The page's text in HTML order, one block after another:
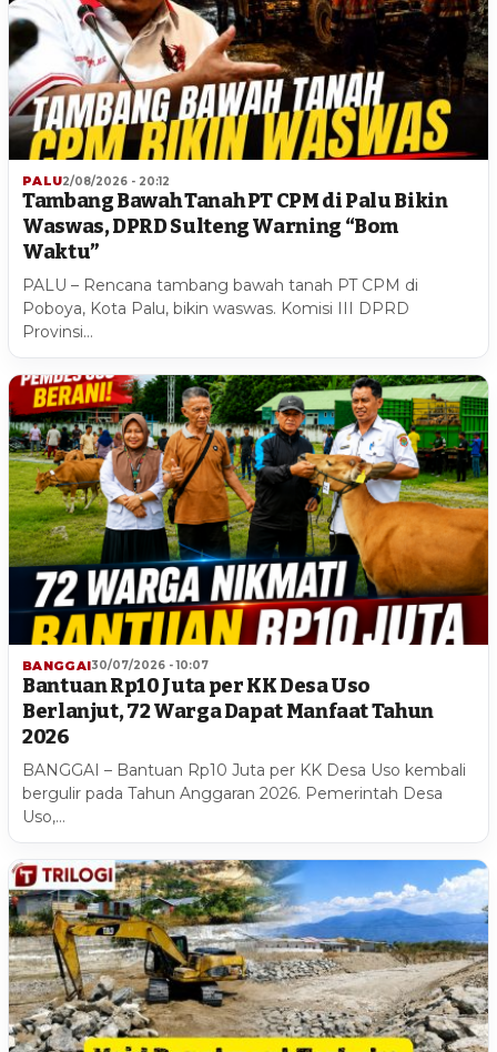
PALU2/08/2026 - 20:12
Tambang Bawah Tanah PT CPM di Palu Bikin
Waswas, DPRD Sulteng Warning “Bom
Waktu”
PALU – Rencana tambang bawah tanah PT CPM di
Poboya, Kota Palu, bikin waswas. Komisi III DPRD
Provinsi…
BANGGAI30/07/2026 - 10:07
Bantuan Rp10 Juta per KK Desa Uso
Berlanjut, 72 Warga Dapat Manfaat Tahun
2026
BANGGAI – Bantuan Rp10 Juta per KK Desa Uso kembali
bergulir pada Tahun Anggaran 2026. Pemerintah Desa
Uso,…